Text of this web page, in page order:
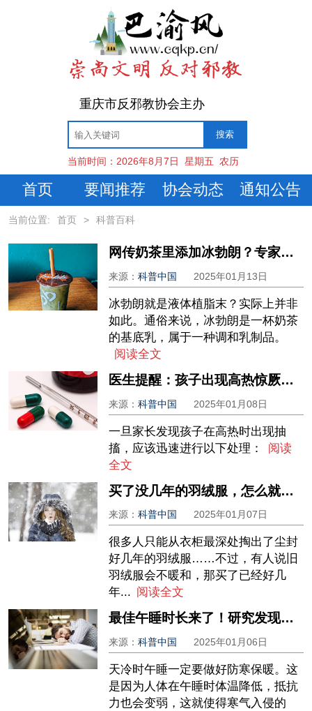
重庆市反邪教协会主办
当前时间： 2026年8月7日 星期五 农历
首页 要闻推荐 协会动态 通知公告
当前位置: 首页 > 科普百科
网传奶茶里添加冰勃朗？专家：冰勃朗≠液体植脂末
来源：科普中国 2025年01月13日
冰勃朗就是液体植脂末？实际上并非
如此。通俗来说，冰勃朗是一杯奶茶
的基底乳，属于一种调和乳制品。
阅读全文
医生提醒：孩子出现高热惊厥，这 7 个动作千万别做！
来源：科普中国 2025年01月08日
一旦家长发现孩子在高热时出现抽
搐，应该迅速进行以下处理：
阅读
全文
买了没几年的羽绒服，怎么就不保暖了？原来很多人做错了这2点！
来源：科普中国 2025年01月07日
很多人只能从衣柜最深处掏出了尘封
好几年的羽绒服……不过，有人说旧
羽绒服会不暖和，那买了已经好几
年... 阅读全文
最佳午睡时长来了！研究发现：经常午睡的人，千万别超过这个时间！
来源：科普中国 2025年01月06日
天冷时午睡一定要做好防寒保暖。这
是因为人体在午睡时体温降低，抵抗
力也会变弱，这就使得寒气入侵的